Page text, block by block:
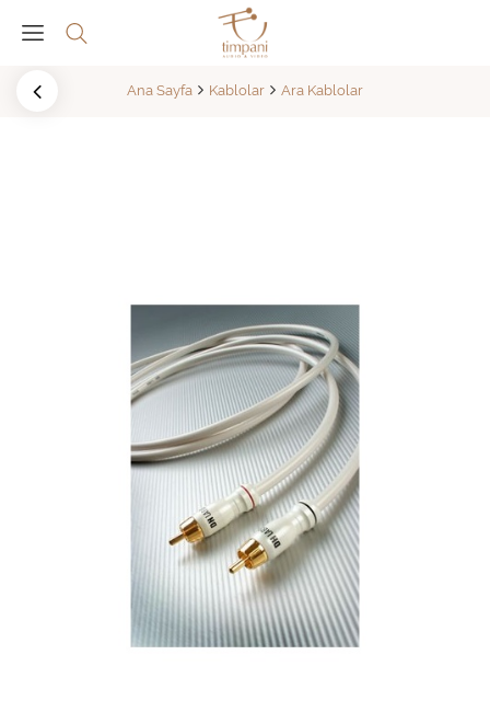
Ana Sayfa Kablolar Ara Kablolar